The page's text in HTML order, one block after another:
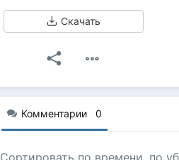
Скачать
Комментарии · 0